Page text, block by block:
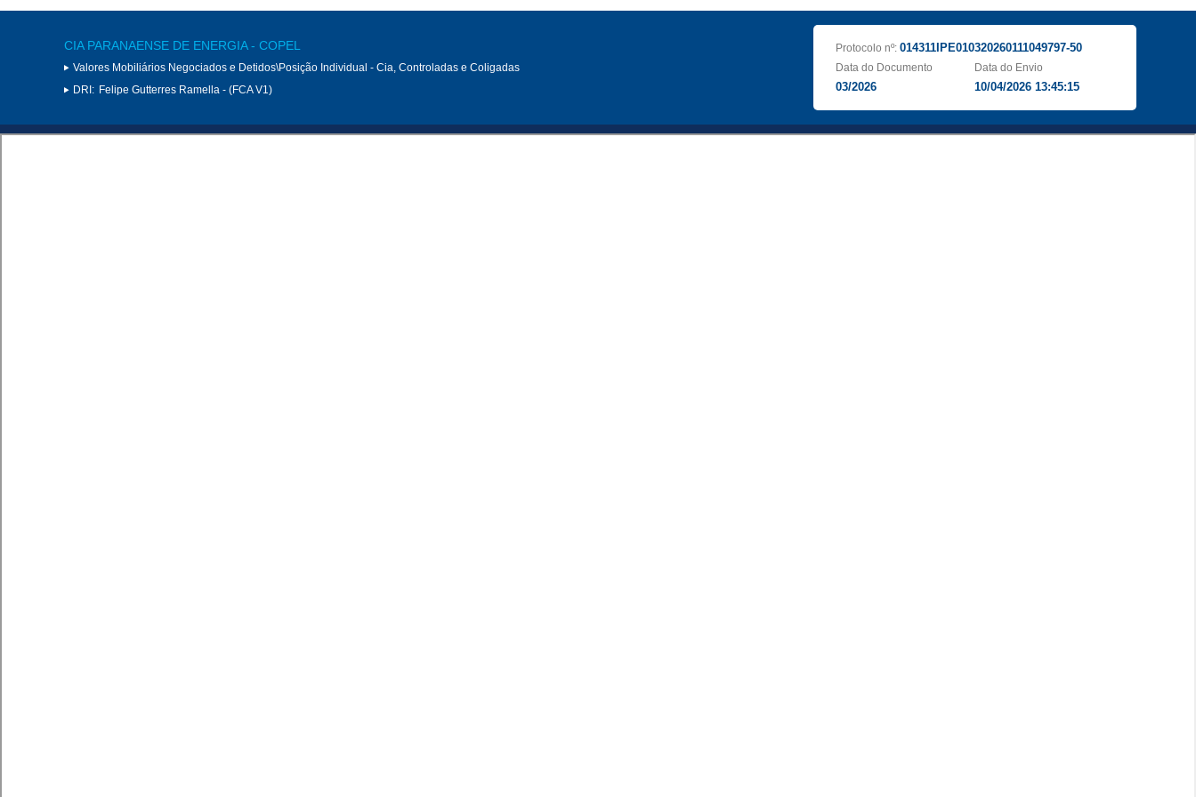
CIA PARANAENSE DE ENERGIA - COPEL
Valores Mobiliários Negociados e Detidos\Posição Individual - Cia, Controladas e Coligadas
DRI: Felipe Gutterres Ramella - (FCA V1)
Protocolo nº: 014311IPE010320260111049797-50
Data do Documento
03/2026
Data do Envio
10/04/2026 13:45:15